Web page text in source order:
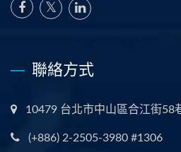
聯絡方式
10479 台北市中山區合江街58
(+886) 2-2505-3980 #1306